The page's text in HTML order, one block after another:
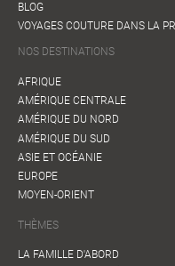
BLOG
VOYAGES COUTURE DANS LA
NOS DESTINATIONS
AFRIQUE
AMÉRIQUE CENTRALE
AMÉRIQUE DU NORD
AMÉRIQUE DU SUD
ASIE ET OCÉANIE
EUROPE
MOYEN-ORIENT
THÈMES
LA FAMILLE D'ABORD